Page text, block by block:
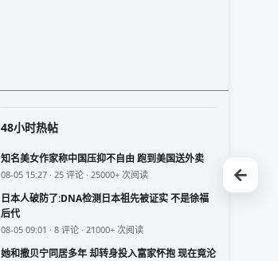
48小时热帖
知名美女作家称中国压抑不自由 跑到美国送外卖
08-05 15:27 · 25 评论 · 25000+ 次阅读
日本人破防了:DNA检测日本祖先被证实 不是徐福
后代
08-05 09:01 · 8 评论 · 21000+ 次阅读
她和撒贝宁同居多年 却转身投入富家怀抱 现在竟沦